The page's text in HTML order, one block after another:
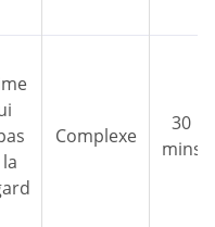
Complexe
30
mins